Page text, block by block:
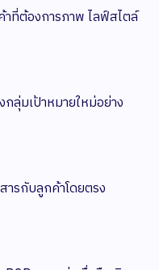
ที่ต้องการภาพ ไลฟ์สไตล์
กลุ่มเป้าหมายใหม่อย่าง
ารกับลูกค้าโดยตรง